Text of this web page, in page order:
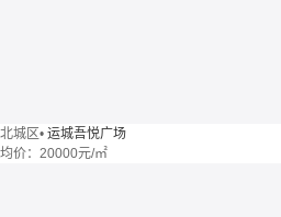
北城区• 运城吾悦广场
均价： 20000元/㎡